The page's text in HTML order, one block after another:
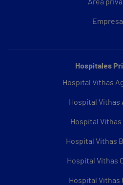
Área
Hospitales
Hospital Vithas
Hospital Vithas
Hospital Vithas
Hospital Vithas
Hospital Vithas
Hospital Vithas